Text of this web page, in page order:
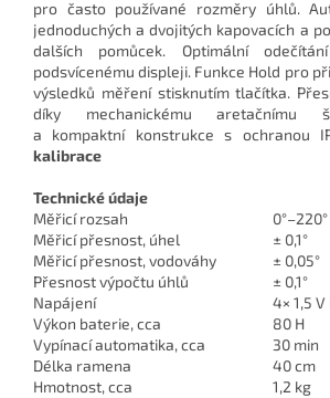
pro často používané rozměry úhlů.
jednoduchých a dvojitých kapovacích a
dalších pomůcek. Optimální
podsvícenému displeji. Funkce Hold pro
výsledků měření stisknutím tlačítka.
díky mechanickému aretačnímu
a kompaktní konstrukce s ochranou
kalibrace
Technické údaje
Měřicí rozsah
0°–220°
Měřicí přesnost, úhel
± 0,1°
Měřicí přesnost, vodováhy
± 0,05°
Přesnost výpočtu úhlů
± 0,1°
Napájení
4× 1,5
Výkon baterie, cca
80 H
Vypínací automatika, cca
30 min
Délka ramena
40 cm
Hmotnost, cca
1,2 kg